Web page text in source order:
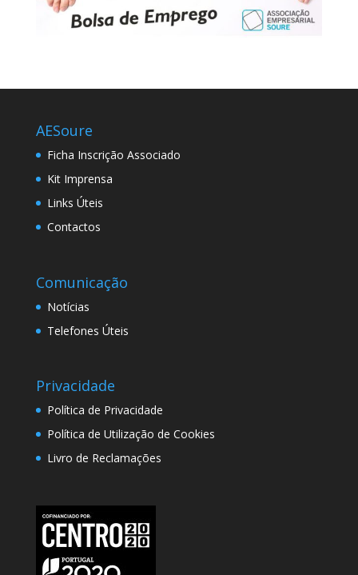
AESoure
Ficha Inscrição Associado
Kit Imprensa
Links Úteis
Contactos
Comunicação
Notícias
Telefones Úteis
Privacidade
Política de Privacidade
Política de Utilização de Cookies
Livro de Reclamações